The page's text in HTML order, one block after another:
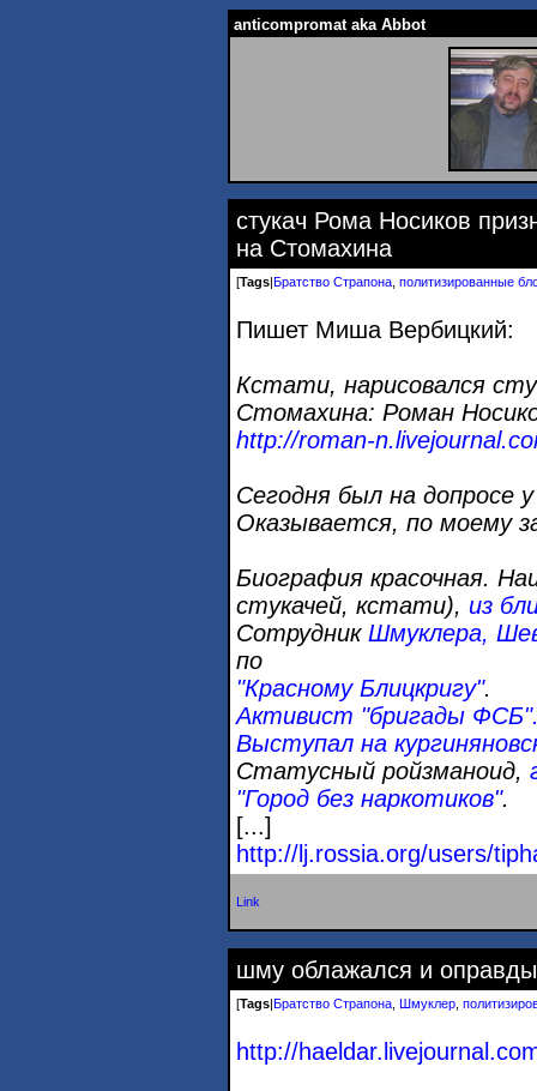
anticompromat aka Abbot
стукач Рома Носиков
на Стомахина
[Tags Братство Страпона политизированные
Пишет Миша Вербицкий:
Кстати, нарисовался
Стомахина: Роман
http://roman-
Сегодня был на допросе
Оказывается, по моему
Биография красочная.
стукачей, кстати), из
Сотрудник Шмуклера,
по
"Красному Блицкригу".
Активист "бригады
Выступал на
Статусный ройзманоид,
"Город без наркотиков".
[...]
http://lj.rossia.org/users/
Link
шму облажался и
[Tags|Братство Страпона Шмуклер
http://